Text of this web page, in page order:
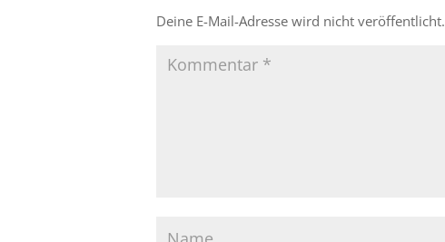
Deine E-Mail-Adresse wird nicht veröffentlicht.